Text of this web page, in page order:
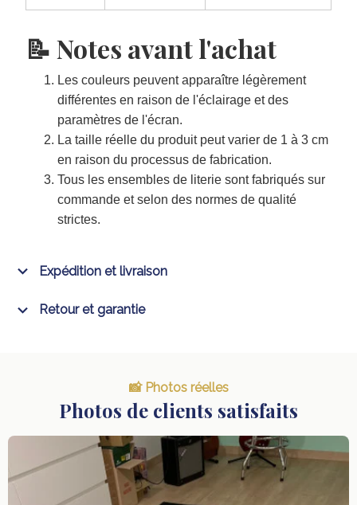
📝 Notes avant l'achat
Les couleurs peuvent apparaître légèrement
différentes en raison de l'éclairage et des
paramètres de l'écran.
La taille réelle du produit peut varier de 1 à 3 cm
en raison du processus de fabrication.
Tous les ensembles de literie sont fabriqués sur
commande et selon des normes de qualité
strictes.
Expédition et livraison
Retour et garantie
📸 Photos réelles
Photos de clients satisfaits